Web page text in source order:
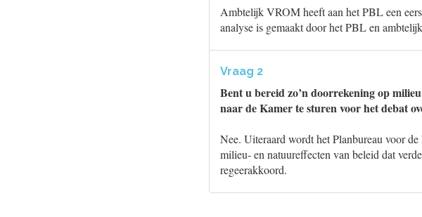
Ambtelijk VROM heeft aan het PBL een
analyse is gemaakt door het PBL en
Vraag 2
Bent u bereid zo’n doorrekening op
naar de Kamer te sturen voor het debat
Nee. Uiteraard wordt het Planbureau voor
milieu- en natuureffecten van beleid dat
regeerakkoord.